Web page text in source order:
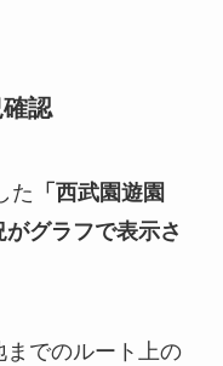
認
た 「西武園遊園
グラフで表示さ
までのルート上の